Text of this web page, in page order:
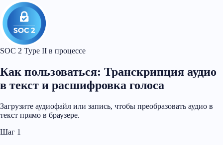
SOC 2 Type II в процессе
Как пользоваться: Транскрипция аудио
в текст и расшифровка голоса
Загрузите аудиофайл или запись, чтобы преобразовать аудио в
текст прямо в браузере.
Шаг 1